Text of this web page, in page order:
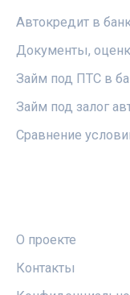
Автокредит в
Документы,
Займ под ПТС в
Займ под залог
Сравнение
О проекте
Контакты